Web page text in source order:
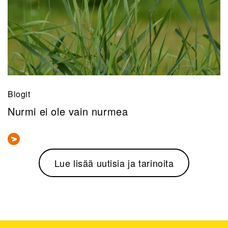
Blogit
Nurmi ei ole vain nurmea
Lue lisää uutisia ja tarinoita